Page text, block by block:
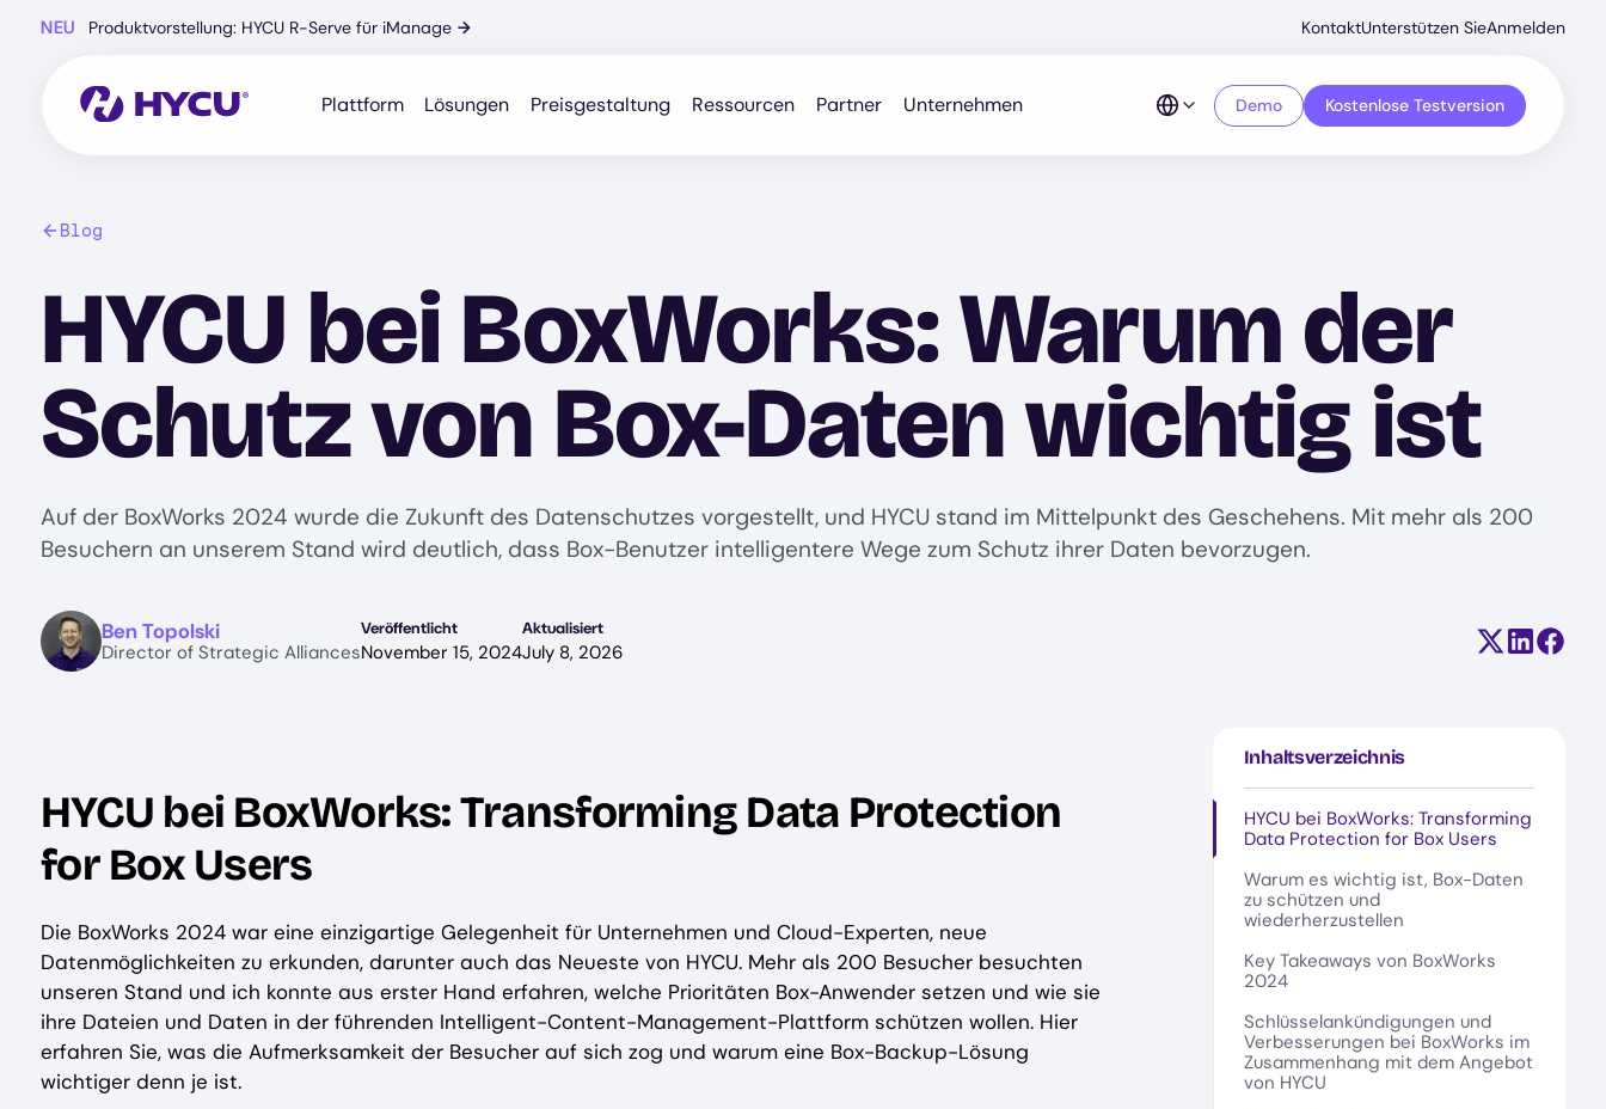
Hauptinhalt
NEU Produktvorstellung: HYCU R-Serve für iManage →
Menu
KontaktUnterstützen SieAnmelden
Plattform Lösungen Preisgestaltung Ressourcen Partner Unternehmen Demo Kostenlose Testversion
Blog
HYCU bei BoxWorks: Warum der
Schutz von Box-Daten wichtig ist
Auf der BoxWorks 2024 wurde die Zukunft des Datenschutzes vorgestellt, und HYCU stand im Mittelpunkt des Geschehens. Mit mehr als 200
Besuchern an unserem Stand wird deutlich, dass Box-Benutzer intelligentere Wege zum Schutz ihrer Daten bevorzugen.
ImageBen Topolski
Director of Strategic Alliances
Veröffentlicht
November 15, 2024
Aktualisiert
July 8, 2026 Teilen auf
AufAuf
HYCU bei BoxWorks: Transforming Data Protection
for Box Users
Die BoxWorks 2024 war eine einzigartige Gelegenheit für Unternehmen und Cloud-Experten, neue
Datenmöglichkeiten zu erkunden, darunter auch das Neueste von HYCU. Mehr als 200 Besucher besuchten
unseren Stand und ich konnte aus erster Hand erfahren, welche Prioritäten Box-Anwender setzen und wie sie
ihre Dateien und Daten in der führenden Intelligent-Content-Management-Plattform schützen wollen. Hier
erfahren Sie, was die Aufmerksamkeit der Besucher auf sich zog und warum eine Box-Backup-Lösung
wichtiger denn je ist.
Inhaltsverzeichnis
HYCU bei BoxWorks: Transforming
Data Protection for Box Users
Warum es wichtig ist, Box-Daten
zu schützen und
wiederherzustellen
Key Takeaways von BoxWorks
2024 ‍
Schlüsselankündigungen und
Verbesserungen bei BoxWorks im
Zusammenhang mit dem Angebot
von HYCU